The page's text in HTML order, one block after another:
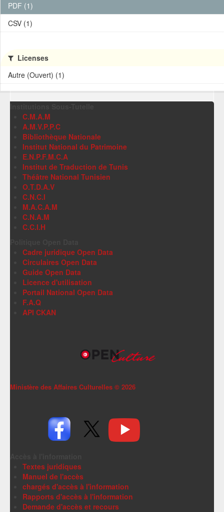
PDF (1)
CSV (1)
Licenses
Autre (Ouvert) (1)
C.M.A.M
A.M.V.P.P.C
Bibliothèque Nationale
Institut National du Patrimoine
E.N.P.F.M.C.A
Institut de Traduction de Tunis
Théâtre National Tunisien
O.T.D.A.V
C.N.C.I
M.A.C.A.M
C.N.A.M
C.C.I.H
Cadre juridique Open Data
Circulaires Open Data
Guide Open Data
Licence d'utilisation
Portail National Open Data
F.A.Q
API CKAN
Ministère des Affaires Culturelles © 2026
Textes juridiques
Manuel de l'accès
chargés d'accès à l'information
Rapports d'accès à l'information
Demande d'accès et recours